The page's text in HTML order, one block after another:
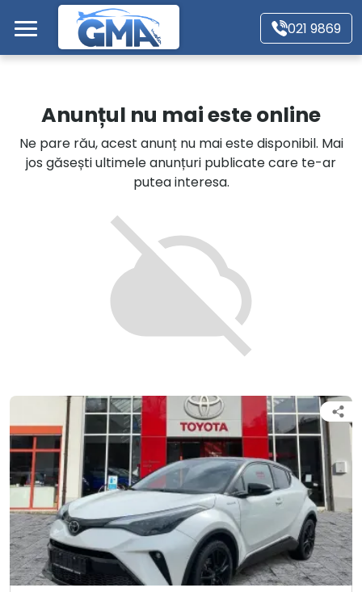
Mergi direct la conținutul principal
021 9869
Autoturisme
Motociclete
Autoutilitare
Alte tipuri vehicule
Anunțul nu mai este online
Ne pare rău, acest anunț nu mai este disponibil. Mai
jos găsești ultimele anunțuri publicate care te-ar
putea interesa.